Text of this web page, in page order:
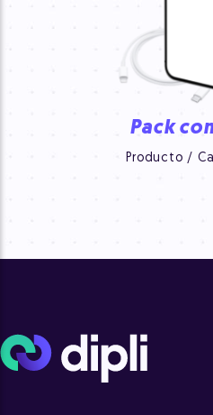
Pack
Producto /